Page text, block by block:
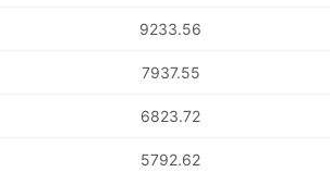
9233.56
7937.55
6823.72
5792.62